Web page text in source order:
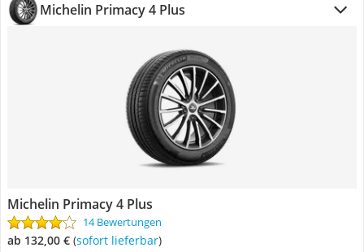
Michelin Primacy 4 Plus
Michelin Primacy 4 Plus
14 Bewertungen
ab 132,00 € ( Sofort lieferbar)